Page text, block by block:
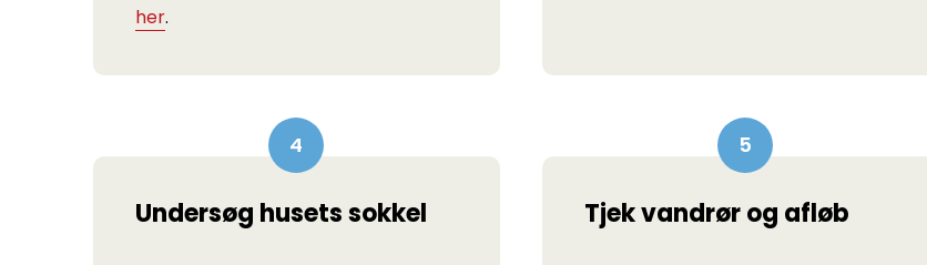
her.
Undersøg husets sokkel Tjek vandrør og afløb